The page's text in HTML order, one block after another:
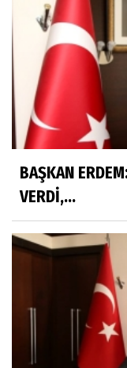
BAŞKAN
VERDİ,...